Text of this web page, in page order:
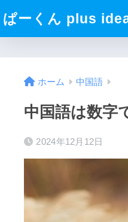
ぱーくん plus
ホーム 中国語
中国語は数字
2024年12月12日